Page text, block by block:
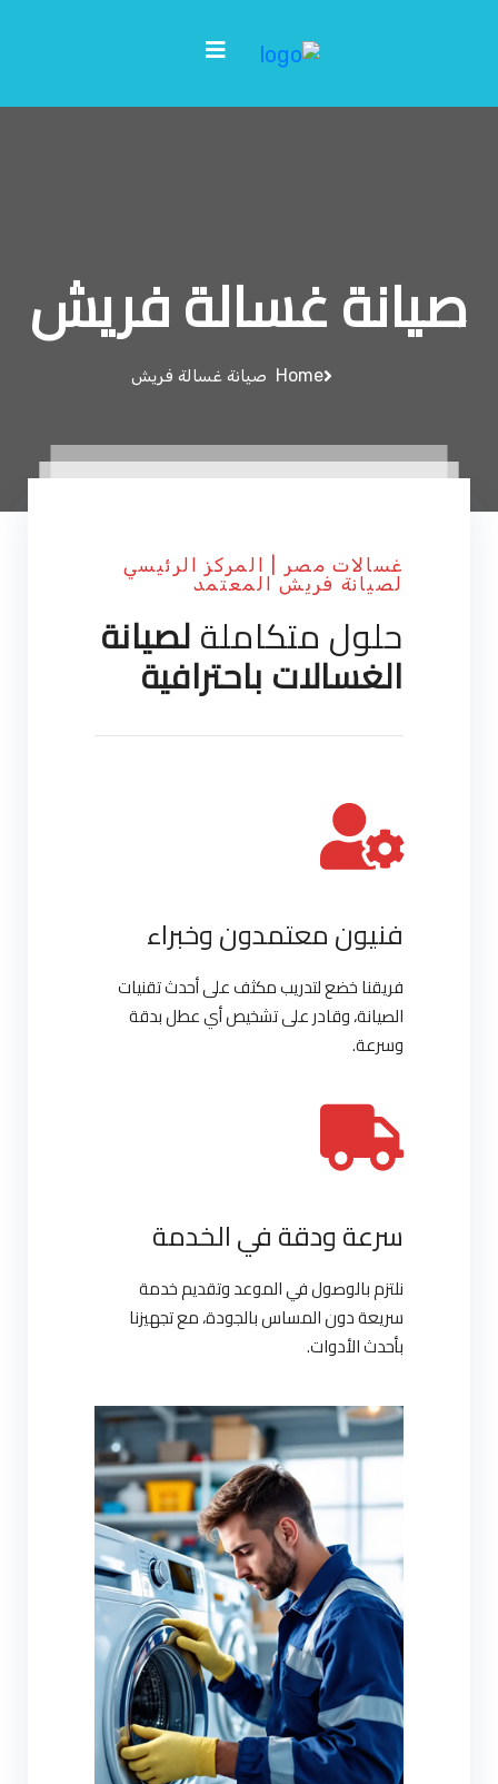
صيانة غسالة فريش
Home صيانة غسالة فريش
غسالات مصر | المركز الرئيسي
لصيانة فريش المعتمد
حلول متكاملةلصيانة
الغسالات باحترافية
فنيون معتمدون وخبراء
فريقنا خضع لتدريب مكثف على أحدث تقنيات
الصيانة، وقادر على تشخيص أي عطل بدقة
وسرعة.
سرعة ودقة في الخدمة
نلتزم بالوصول في الموعد وتقديم خدمة
سريعة دون المساس بالجودة، مع تجهيزنا
بأحدث الأدوات.